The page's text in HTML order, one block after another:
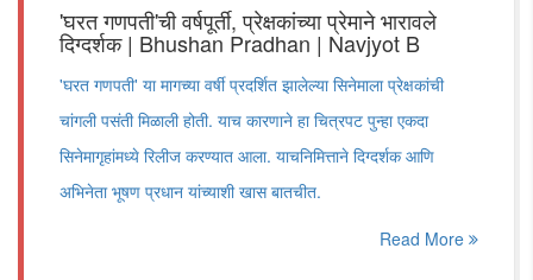
'घरत गणपती'ची वर्षपूर्ती, प्रेक्षकांच्या प्रेमाने भारावले
दिग्दर्शक | Bhushan Pradhan | Navjyot B
'घरत गणपती' या मागच्या वर्षी प्रदर्शित झालेल्या सिनेमाला प्रेक्षकांची
चांगली पसंती मिळाली होती. याच कारणाने हा चित्रपट पुन्हा एकदा
सिनेमागृहांमध्ये रिलीज करण्यात आला. याचनिमित्ताने दिग्दर्शक आणि
अभिनेता भूषण प्रधान यांच्याशी खास बातचीत.
Read More